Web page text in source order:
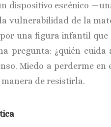
dispositivo escénico
vulnerabilidad de la
una figura infantil que
pregunta: ¿quién
Miedo a perderme
manera de resistirla.